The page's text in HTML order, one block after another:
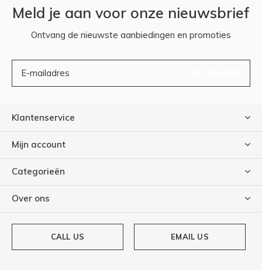
Meld je aan voor onze nieuwsbrief
Ontvang de nieuwste aanbiedingen en promoties
Klantenservice
Mijn account
Categorieën
Over ons
CALL US EMAIL US